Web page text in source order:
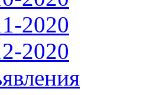
2020
2020